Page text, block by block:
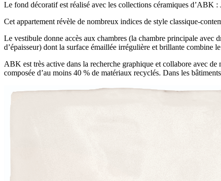
Le fond décoratif est réalisé avec les collections céramiques d’ABK
Cet appartement révèle de nombreux indices de style classique-
Le vestibule donne accès aux chambres (la chambre principale
d’épaisseur) dont la surface émaillée irrégulière et brillante combine
ABK est très active dans la recherche graphique et collabore avec
composée d’au moins 40 % de matériaux recyclés. Dans les